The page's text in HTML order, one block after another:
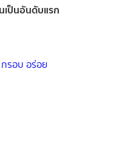
เป็นอันดับแรก